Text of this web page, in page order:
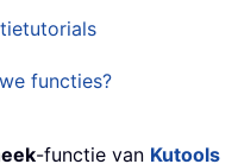
functies?
-functie van Kutools